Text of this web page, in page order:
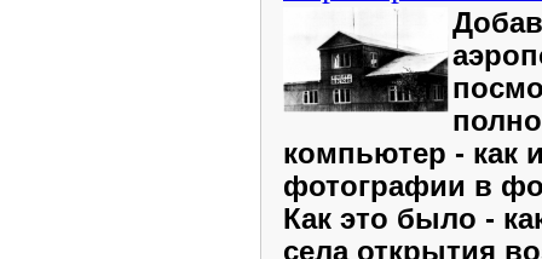
компьютер - как
фотографии в
Как это было -
села открытия